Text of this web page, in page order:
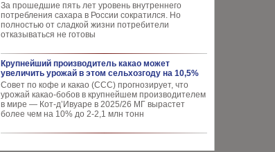
За прошедшие пять лет уровень внутреннего
потребления сахара в России сократился. Но
полностью от сладкой жизни потребители
отказываться не готовы
Крупнейший производитель какао может
увеличить урожай в этом сельхозгоду на 10,5%
Совет по кофе и какао (CCC) прогнозирует, что
урожай какао-бобов в крупнейшем производителем
в мире — Кот-д’Ивуаре в 2025/26 МГ вырастет
более чем на 10% до 2-2,1 млн тонн